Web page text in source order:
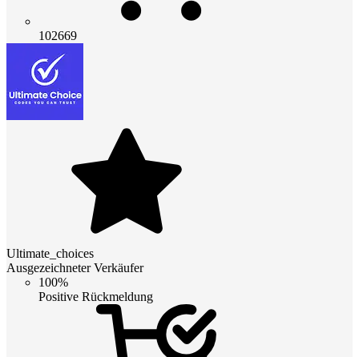
102669
Ultimate_choices
Ausgezeichneter Verkäufer
100%
Positive Rückmeldung